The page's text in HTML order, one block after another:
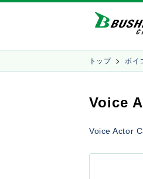
トップ ボイ
Voice
Voice Actor